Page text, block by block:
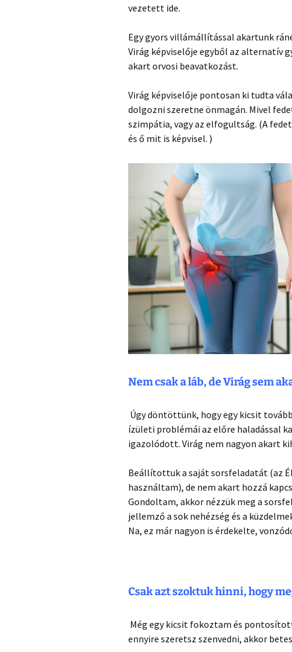
vezetett ide.
Egy gyors villámállítással akartunk
Virág képviselője egyből az alternatív
akart orvosi beavatkozást.
Virág képviselője pontosan ki tudta
dolgozni szeretne önmagán. Mivel
szimpátia, vagy az elfogultság. (A
és ő mit is képvisel. )
Nem csak a láb, de Virág sem
Úgy döntöttünk, hogy egy kicsit
ízületi problémái az előre haladással
igazolódott. Virág nem nagyon akart
Beállítottuk a saját sorsfeladatát (az
használtam), de nem akart hozzá
Gondoltam, akkor nézzük meg a
jellemző a sok nehézség és a
Na, ez már nagyon is érdekelte,
Csak azt szoktuk hinni, hogy
Még egy kicsit fokoztam és
ennyire szeretsz szenvedni, akkor